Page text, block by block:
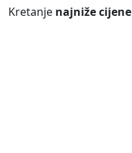
Kretanje najniže cijene